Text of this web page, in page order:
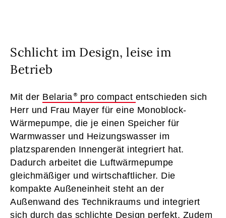
Schlicht im Design, leise im
Betrieb
Mit der Belaria pro compact entschieden sich
Herr und Frau Mayer für eine Monoblock-
Wärmepumpe, die je einen Speicher für
Warmwasser und Heizungswasser im
platzsparenden Innengerät integriert hat.
Dadurch arbeitet die Luftwärmepumpe
gleichmäßiger und wirtschaftlicher. Die
kompakte Außeneinheit steht an der
Außenwand des Technikraums und integriert
sich durch das schlichte Design perfekt. Zudem